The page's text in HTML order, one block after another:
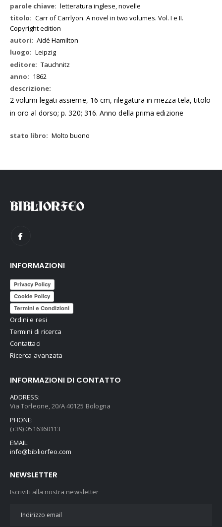
Maggiori
Informazioni
letteratura inglese, novelle
Carr of Carrlyon. A novel in two volumes. Vol. I e II.
Copyright edition
Aidé Hamilton
Leipzig
Tauchnitz
1862
2 volumi legati assieme, 16 cm, rilegatura in mezza tela, titolo
in oro al dorso; p. 320; 316. Anno della prima edizione
Molto buono
INFORMAZIONI
Privacy Policy
Cookie Policy
Termini e Condizioni
Ordini e resi
Termini di ricerca
Contattaci
Ricerca avanzata
INFORMAZIONI DI CONTATTO
ADDRESS:
Via Torleone, 20/A 40125 Bologna
PHONE:
(+39) 0516360113
EMAIL:
info@bibliorfeo.com
NEWSLETTER
Iscriviti alla nostra newsletter